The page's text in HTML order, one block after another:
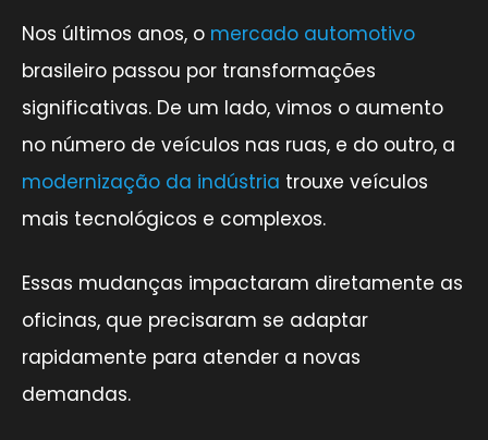
Nos últimos anos, o mercado automotivo
brasileiro passou por transformações
significativas. De um lado, vimos o aumento
no número de veículos nas ruas, e do outro, a
modernização da indústria trouxe veículos
mais tecnológicos e complexos.
Essas mudanças impactaram diretamente as
oficinas, que precisaram se adaptar
rapidamente para atender a novas
demandas.